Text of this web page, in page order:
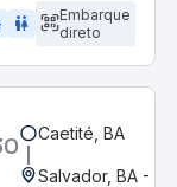
wc
Embarque
direto
Caetité, BA
Salvador, BA -